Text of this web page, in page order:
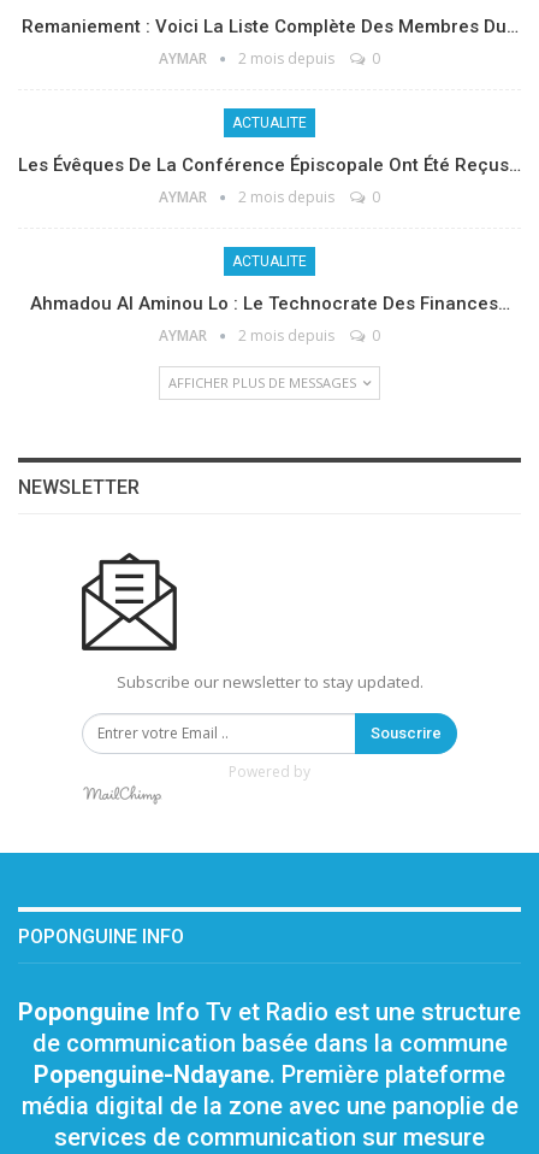
Remaniement : Voici La Liste Complète Des Membres Du…
AYMAR 2 mois depuis 0
ACTUALITE
Les Évêques De La Conférence Épiscopale Ont Été Reçus…
AYMAR 2 mois depuis 0
ACTUALITE
Ahmadou Al Aminou Lo : Le Technocrate Des Finances…
AYMAR 2 mois depuis 0
AFFICHER PLUS DE MESSAGES
NEWSLETTER
Subscribe our newsletter to stay updated.
Souscrire
Powered by
POPONGUINE INFO
Poponguine Info Tv et Radio est une structure
de communication basée dans la commune
Popenguine-Ndayane. Première plateforme
média digital de la zone avec une panoplie de
services de communication sur mesure